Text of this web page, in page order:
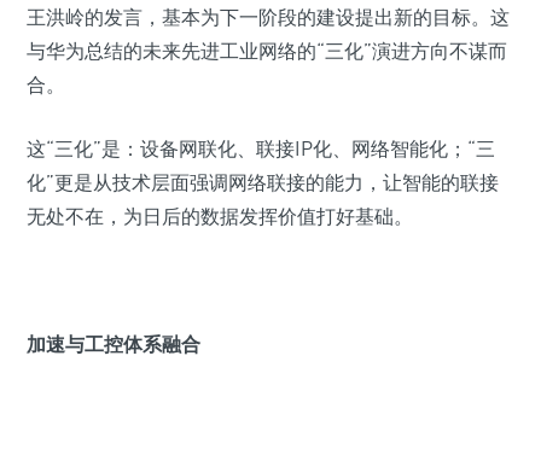
王洪岭的发言，基本为下一阶段的建设提出新的目标。这
与华为总结的未来先进工业网络的“三化”演进方向不谋而
合。
这“三化”是：设备网联化、联接IP化、网络智能化；“三
化”更是从技术层面强调网络联接的能力，让智能的联接
无处不在，为日后的数据发挥价值打好基础。
加速与工控体系融合